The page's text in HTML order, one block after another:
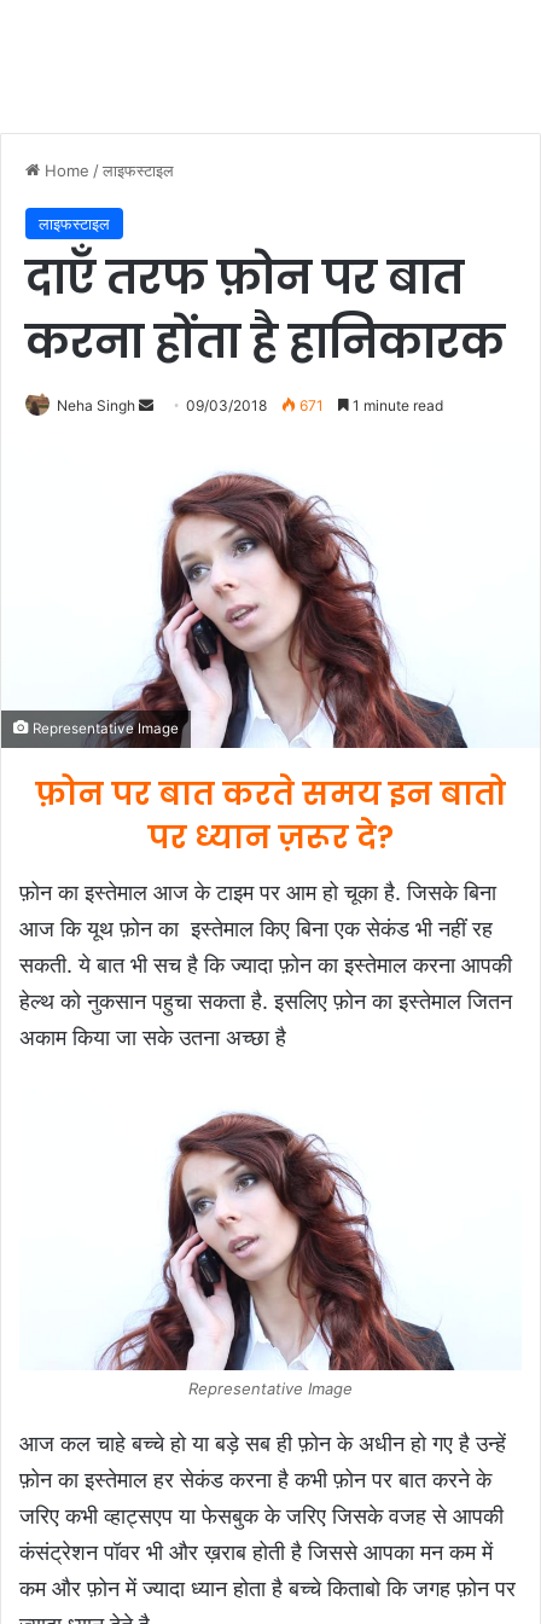
Home /लाइफस्टाइल
लाइफस्टाइल
दाएँ तरफ फ़ोन पर बात
करना होंता है हानिकारक
Neha Singh
m
a
09/03/2018 671 1 minute read
Representative Image
फ़ोन पर बात करते समय इन बातो
पर ध्यान ज़रूर दे?
फ़ोन का इस्तेमाल आज के टाइम पर आम हो चूका है. जिसके बिना
आज कि यूथ फ़ोन का इस्तेमाल किए बिना एक सेकंड भी नहीं रह
सकती. ये बात भी सच है कि ज्यादा फ़ोन का इस्तेमाल करना आपकी
हेल्थ को नुकसान पहुचा सकता है. इसलिए फ़ोन का इस्तेमाल जितन
अकाम किया जा सके उतना अच्छा है
Representative Image
आज कल चाहे बच्चे हो या बड़े सब ही फ़ोन के अधीन हो गए है उन्हें
फ़ोन का इस्तेमाल हर सेकंड करना है कभी फ़ोन पर बात करने के
जरिए कभी व्हाट्सएप या फेसबुक के जरिए जिसके वजह से आपकी
कंसंट्रेशन पॉवर भी और ख़राब होती है जिससे आपका मन कम में
कम और फ़ोन में ज्यादा ध्यान होता है बच्चे किताबो कि जगह फ़ोन पर